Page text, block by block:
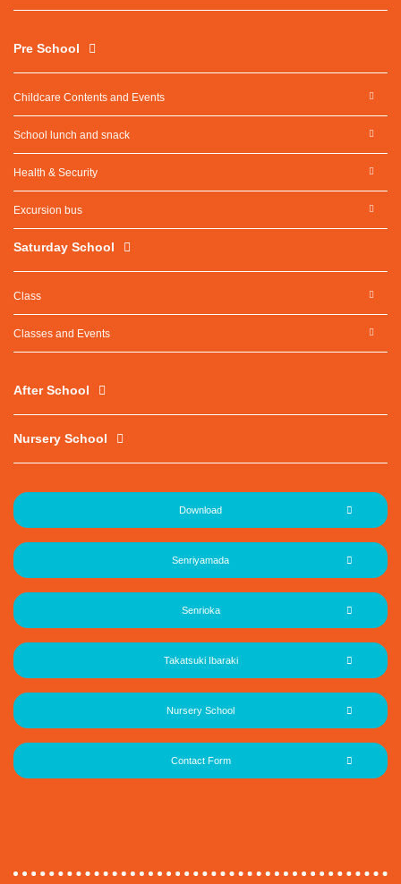
Pre School
Childcare Contents and Events
School lunch and snack
Health & Security
Excursion bus
Saturday School
Class
Classes and Events
After School
Nursery School
Download
Senriyamada
Senrioka
Takatsuki Ibaraki
Nursery School
Contact Form